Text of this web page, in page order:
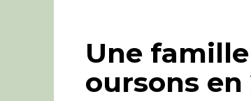
Une
oursons en